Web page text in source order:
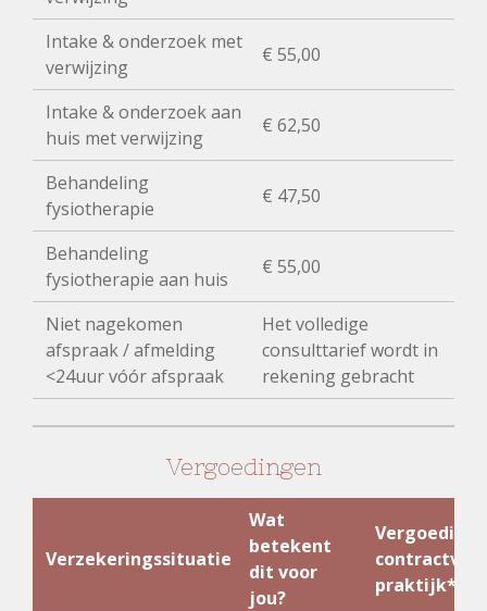
Intake & onderzoek met
verwijzing
€ 55,00
Intake & onderzoek aan
huis met verwijzing
€ 62,50
Behandeling
fysiotherapie
€ 47,50
Behandeling
fysiotherapie aan huis
€ 55,00
Niet nagekomen
afspraak / afmelding
<24uur vóór afspraak
Het volledige
consulttarief wordt in
rekening gebracht
Vergoedingen
Verzekeringssituatie
Wat
betekent
dit voor
jou?
Vergoeding
praktijk*